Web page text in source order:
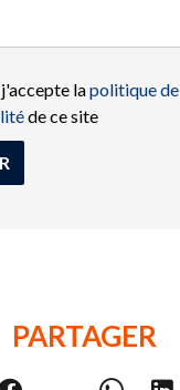
j'accepte lapolitique de
de ce site
PARTAGER